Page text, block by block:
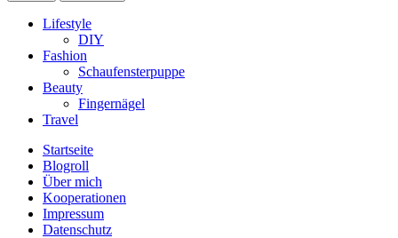
Lifestyle
DIY
Fashion
Schaufensterpuppe
Beauty
Fingernägel
Travel
Startseite
Blogroll
Über mich
Kooperationen
Impressum
Datenschutz